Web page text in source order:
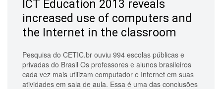
ICT Education 2013 reveals
increased use of computers and
the Internet in the classroom
Pesquisa do CETIC.br ouviu 994 escolas públicas e
privadas do Brasil Os professores e alunos brasileiros
cada vez mais utilizam computador e Internet em suas
atividades em sala de aula. Essa é uma das conclusões